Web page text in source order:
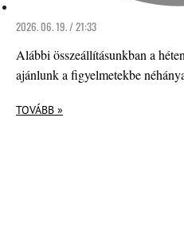
2026. 06. 19. / 21:33
Alábbi összeállításunkban a
ajánlunk a figyelmetekbe
TOVÁBB »